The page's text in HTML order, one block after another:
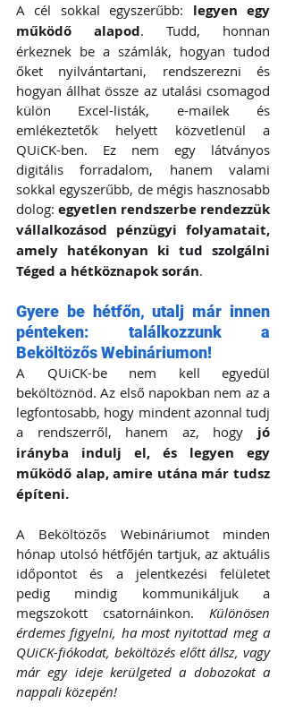
A cél sokkal egyszerűbb: legyen egy
működő alapod. Tudd, honnan
érkeznek be a számlák, hogyan tudod
őket nyilvántartani, rendszerezni és
hogyan állhat össze az utalási csomagod
külön Excel-listák, e-mailek és
emlékeztetők helyett közvetlenül a
QUiCK-ben. Ez nem egy látványos
digitális forradalom, hanem valami
sokkal egyszerűbb, de mégis hasznosabb
dolog: egyetlen rendszerbe rendezzük
vállalkozásod pénzügyi folyamatait,
amely hatékonyan ki tud szolgálni
Téged a hétköznapok során.
Gyere be hétfőn, utalj már innen
pénteken: találkozzunk a
Beköltözős Webináriumon!
A QUiCK-be nem kell egyedül
beköltöznöd. Az első napokban nem az a
legfontosabb, hogy mindent azonnal tudj
a rendszerről, hanem az, hogy jó
irányba indulj el, és legyen egy
működő alap, amire utána már tudsz
építeni.
A Beköltözős Webináriumot minden
hónap utolsó hétfőjén tartjuk, az aktuális
időpontot és a jelentkezési felületet
pedig mindig kommunikáljuk a
megszokott csatornáinkon. Különösen
érdemes figyelni, ha most nyitottad meg a
QUiCK-fiókodat, beköltözés előtt állsz, vagy
már egy ideje kerülgeted a dobozokat a
nappali közepén!